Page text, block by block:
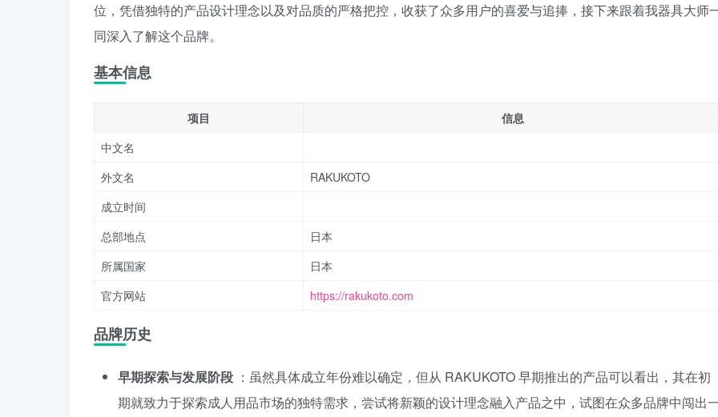
位，凭借独特的产品设计理念以及对品质的严格把控，收获了众多用户的喜爱与追捧，接下来跟着我器具大师
同深入了解这个品牌。
基本信息
项目
信息
中文名
外文名
RAKUKOTO
成立时间
总部地点
日本
所属国家
日本
官方网站
https://rakukoto.com
品牌历史
早期探索与发展阶段 ：虽然具体成立年份难以确定，但从 RAKUKOTO 早期推出的产品可以看出，其在初
期就致力于探索成人用品市场的独特需求，尝试将新颖的设计理念融入产品之中，试图在众多品牌中闯出